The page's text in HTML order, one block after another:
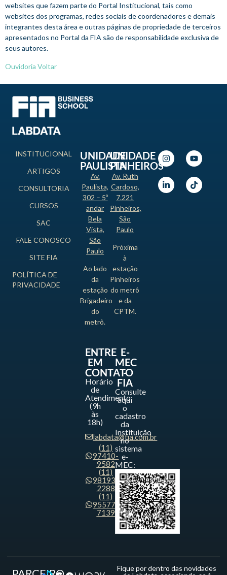
websites que fazem parte do Portal Institucional, tais como
websites dos programas, redes sociais de coordenadores e demais
integrantes desta área e outras páginas de propriedade de terceiros
apresentados no Portal da FIA são de responsabilidade exclusiva de
seus autores.
Ouvidoria Voltar
INSTITUCIONAL
ARTIGOS
CONSULTORIA
CURSOS
SAC
FALE CONOSCO
SITE FIA
POLÍTICA DE
PRIVACIDADE
UNIDADE
PAULISTA
Av.
Paulista,
302 – 5º
andar
Bela
Vista,
São
Paulo
Ao lado
da
estação
Brigadeiro
do
metrô.
UNIDADE
PINHEIROS
Av. Ruth
Cardoso,
7.221
Pinheiros,
São
Paulo
Próxima
à
estação
Pinheiros
do metrô
e da
CPTM.
ENTRE
EM
CONTATO
Horário
de
Atendimento
(9h
às
18h)
labdata@fia.com.br
(11)
97410-
9582
(11)
98193-
2288
(11)
95577-
7139
E-
MEC
-
FIA
Consulte
aqui
o
cadastro
da
Instituição
no
sistema
e-
MEC:
Fique por dentro das novidades